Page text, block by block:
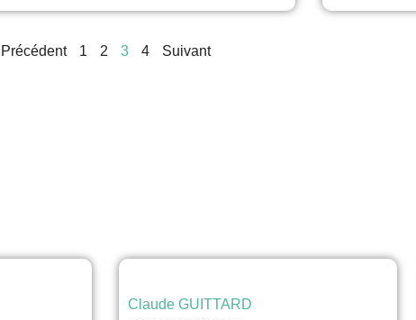
Précédent 1 2 3 4 Suivant
Claude GUITTARD